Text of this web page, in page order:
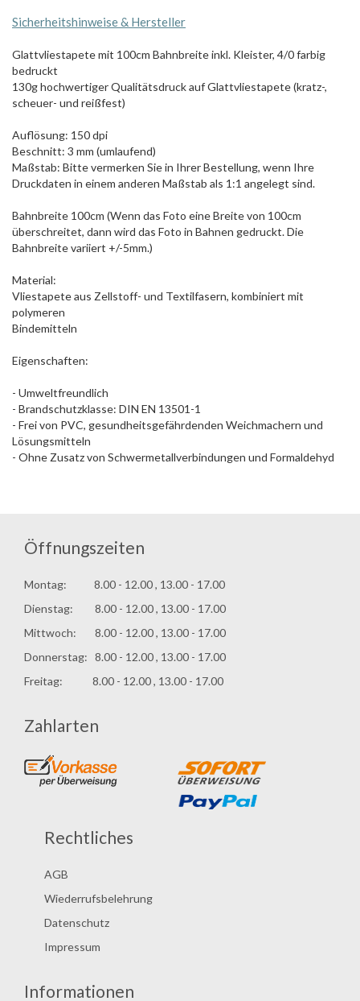
Sicherheitshinweise & Hersteller
Glattvliestapete mit 100cm Bahnbreite inkl. Kleister, 4/0 farbig
bedruckt
130g hochwertiger Qualitätsdruck auf Glattvliestapete (kratz-,
scheuer- und reißfest)
Auflösung: 150 dpi
Beschnitt: 3 mm (umlaufend)
Maßstab: Bitte vermerken Sie in Ihrer Bestellung, wenn Ihre
Druckdaten in einem anderen Maßstab als 1:1 angelegt sind.
Bahnbreite 100cm (Wenn das Foto eine Breite von 100cm
überschreitet, dann wird das Foto in Bahnen gedruckt. Die
Bahnbreite variiert +/-5mm.)
Material:
Vliestapete aus Zellstoff- und Textilfasern, kombiniert mit
polymeren
Bindemitteln
Eigenschaften:
- Umweltfreundlich
- Brandschutzklasse: DIN EN 13501-1
- Frei von PVC, gesundheitsgefährdenden Weichmachern und
Lösungsmitteln
- Ohne Zusatz von Schwermetallverbindungen und Formaldehyd
Öffnungszeiten
Montag: 8.00 - 12.00 , 13.00 - 17.00
Dienstag: 8.00 - 12.00 , 13.00 - 17.00
Mittwoch: 8.00 - 12.00 , 13.00 - 17.00
Donnerstag: 8.00 - 12.00 , 13.00 - 17.00
Freitag: 8.00 - 12.00 , 13.00 - 17.00
Zahlarten
Rechtliches
AGB
Wiederrufsbelehrung
Datenschutz
Impressum
Informationen